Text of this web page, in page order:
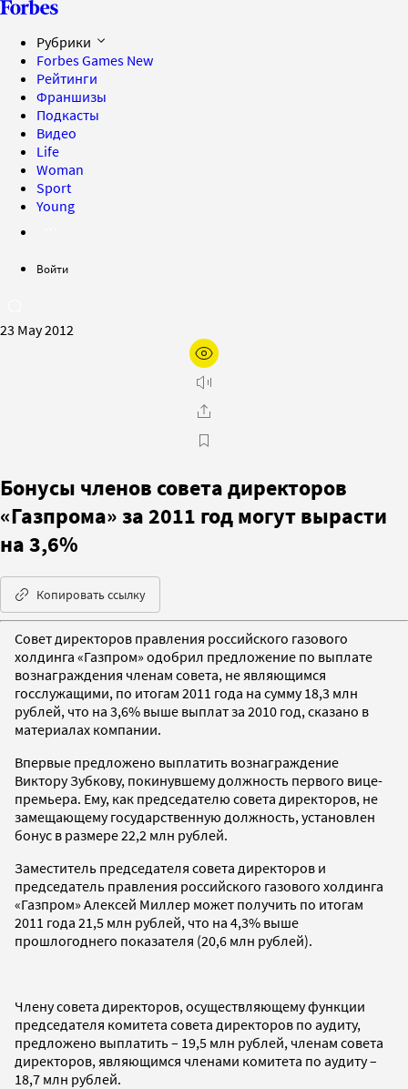
Рубрики
Forbes Games New
Рейтинги
Франшизы
Подкасты
Видео
Life
Woman
Sport
Young
Войти
23 May 2012
Бонусы членов совета директоров
«Газпрома» за 2011 год могут вырасти
на 3,6%
Копировать ссылку
Совет директоров правления российского газового
холдинга «Газпром» одобрил предложение по выплате
вознаграждения членам совета, не являющимся
госслужащими, по итогам 2011 года на сумму 18,3 млн
рублей, что на 3,6% выше выплат за 2010 год, сказано в
материалах компании.
Впервые предложено выплатить вознаграждение
Виктору Зубкову, покинувшему должность первого вице-
премьера. Ему, как председателю совета директоров, не
замещающему государственную должность, установлен
бонус в размере 22,2 млн рублей.
Заместитель председателя совета директоров и
председатель правления российского газового холдинга
«Газпром» Алексей Миллер может получить по итогам
2011 года 21,5 млн рублей, что на 4,3% выше
прошлогоднего показателя (20,6 млн рублей).
Члену совета директоров, осуществляющему функции
председателя комитета совета директоров по аудиту,
предложено выплатить – 19,5 млн рублей, членам совета
директоров, являющимся членами комитета по аудиту –
18,7 млн рублей.